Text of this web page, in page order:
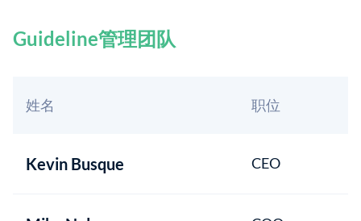
Guideline管理团队
姓名 职位
Kevin Busque CEO